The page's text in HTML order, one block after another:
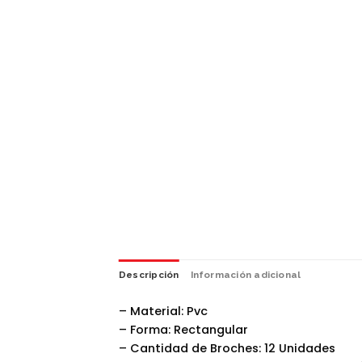
Descripción Información adicional
– Material: Pvc
– Forma: Rectangular
– Cantidad de Broches: 12 Unidades